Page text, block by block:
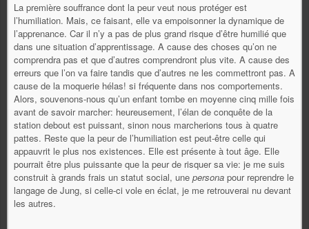
La première souffrance dont la peur veut nous protéger est
l’humiliation. Mais, ce faisant, elle va empoisonner la dynamique de
l’apprenance. Car il n’y a pas de plus grand risque d’être humilié que
dans une situation d’apprentissage. A cause des choses qu’on ne
comprendra pas et que d’autres comprendront plus vite. A cause des
erreurs que l’on va faire tandis que d’autres ne les commettront pas. A
cause de la moquerie hélas! si fréquente dans nos comportements.
Alors, souvenons-nous qu’un enfant tombe en moyenne cinq mille fois
avant de savoir marcher: heureusement, l’élan de conquête de la
station debout est puissant, sinon nous marcherions tous à quatre
pattes. Reste que la peur de l’humiliation est peut-être celle qui
appauvrit le plus nos existences. Elle est présente à tout âge. Elle
pourrait être plus puissante que la peur de risquer sa vie: je me suis
construit à grands frais un statut social, une persona pour reprendre le
langage de Jung, si celle-ci vole en éclat, je me retrouverai nu devant
les autres.